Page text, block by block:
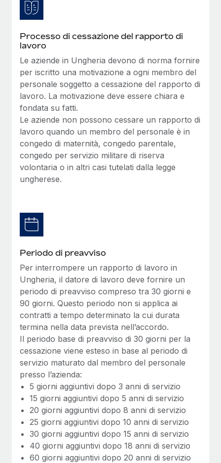
Processo di cessazione del rapporto di
lavoro
Le aziende in Ungheria devono di norma fornire
per iscritto una motivazione a ogni membro del
personale soggetto a cessazione del rapporto di
lavoro. La motivazione deve essere chiara e
fondata su fatti.
Le aziende non possono cessare un rapporto di
lavoro quando un membro del personale è in
congedo di maternità, congedo parentale,
congedo per servizio militare di riserva
volontaria o in altri casi tutelati dalla legge
ungherese.
Periodo di preavviso
Per interrompere un rapporto di lavoro in
Ungheria, il datore di lavoro deve fornire un
periodo di preavviso compreso tra 30 giorni e
90 giorni. Questo periodo non si applica ai
contratti a tempo determinato la cui durata
termina nella data prevista nell’accordo.
Il periodo base di preavviso di 30 giorni per la
cessazione viene esteso in base al periodo di
servizio maturato dal membro del personale
presso l’azienda:
5 giorni aggiuntivi dopo 3 anni di servizio
15 giorni aggiuntivi dopo 5 anni di servizio
20 giorni aggiuntivi dopo 8 anni di servizio
25 giorni aggiuntivi dopo 10 anni di servizio
30 giorni aggiuntivi dopo 15 anni di servizio
40 giorni aggiuntivi dopo 18 anni di servizio
60 giorni aggiuntivi dopo 20 anni di servizio